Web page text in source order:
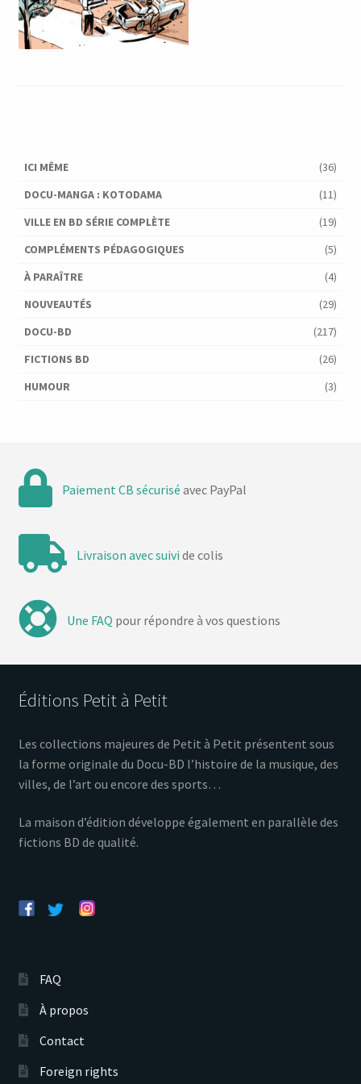
ICI MÊME
(36)
DOCU-MANGA : KOTODAMA
(11)
VILLE EN BD SÉRIE COMPLÈTE
(19)
COMPLÉMENTS PÉDAGOGIQUES
(5)
À PARAÎTRE
(4)
NOUVEAUTÉS
(29)
DOCU-BD
(217)
FICTIONS BD
(26)
HUMOUR
(3)
Paiement CB sécurisé avec PayPal
Livraison avec suivi de colis
Une FAQ pour répondre à vos questions
Éditions Petit à Petit
Les collections majeures de Petit à Petit présentent sous
la forme originale du Docu-BD l’histoire de la musique, des
villes, de l’art ou encore des sports…
La maison d’édition développe également en parallèle des
fictions BD de qualité.
FAQ
À propos
Contact
Foreign rights